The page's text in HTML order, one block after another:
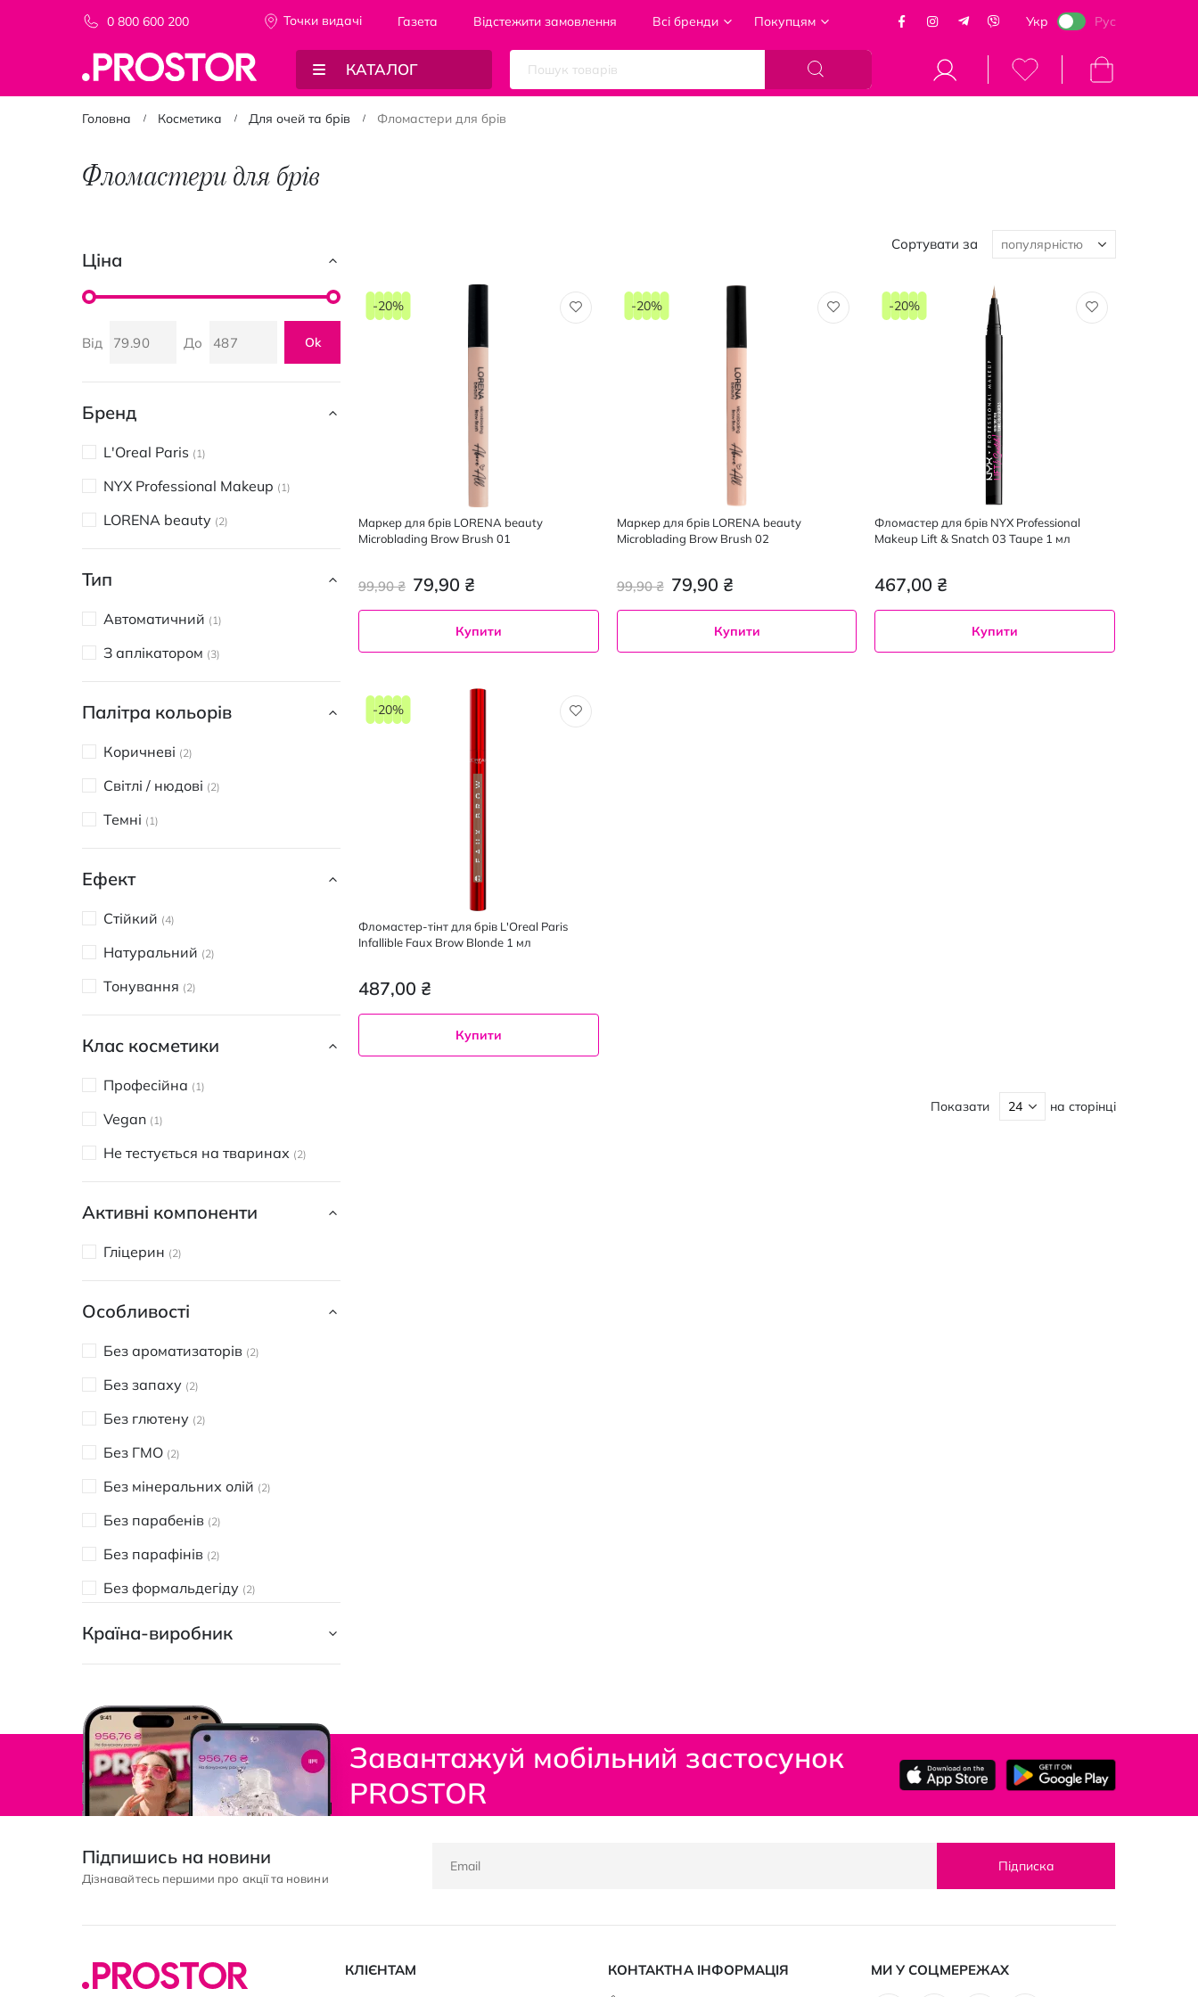
0 800 600 200 Точки видачi Газета Відстежити замовлення Всі бренди Покупцям Укр Рус
КАТАЛОГ Кошик
Головна Косметика Для очей та брів Фломастери для брів
Фломастери для брів
Сортувати за
Маркер для брів LORENA beauty
Microblading Brow Brush 01
79,90 ₴
99,90 ₴
-20%
Купити
Маркер для брів LORENA beauty
Microblading Brow Brush 02
79,90 ₴
99,90 ₴
-20%
Купити
Фломастер для брів NYX Professional
Makeup Lift & Snatch 03 Taupe 1 мл
467,00 ₴
-20%
Купити
Фломастер-тінт для брів L'Oreal Paris
Infallible Faux Brow Blonde 1 мл
487,00 ₴
-20%
Купити
Показати на сторінці
Ціна
Від До Ok
Бренд
L'Oreal Paris 1
NYX Professional Makeup 1
LORENA beauty 2
Тип
Автоматичний 1
З аплікатором 3
Палітра кольорів
Коричневі 2
Світлі / нюдові 2
Темні 1
Ефект
Стійкий 4
Натуральний 2
Тонування 2
Клас косметики
Професійна 1
Vegan 1
Не тестується на тваринах 2
Активні компоненти
Гліцерин 2
Особливості
Без ароматизаторів 2
Без запаху 2
Без глютену 2
Без ГМО 2
Без мінеральних олій 2
Без парабенів 2
Без парафінів 2
Без формальдегіду 2
Без фосфатів
Не містить пальмової олії 1
Країна-виробник
Завантажуй мобільний застосунок
PROSTOR
Підпишись на новини
Дізнавайтесь першими про акції та новини
Підписка
КЛІЄНТАМ КОНТАКТНА ІНФОРМАЦІЯ МИ У СОЦМЕРЕЖАХ